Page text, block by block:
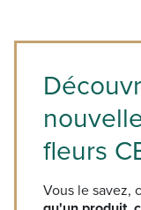
fleurs
Vous le savez,